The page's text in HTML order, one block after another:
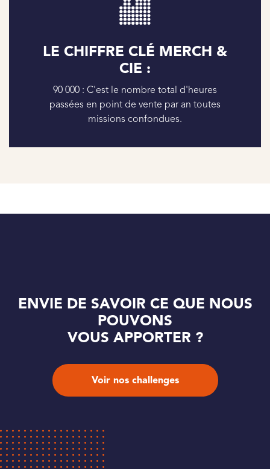
LE CHIFFRE CLÉ MERCH &
CIE :
90 000 : C'est le nombre total d'heures
passées en point de vente par an toutes
missions confondues.
ENVIE DE SAVOIR CE QUE NOUS
POUVONS
VOUS APPORTER ?
Voir nos challenges